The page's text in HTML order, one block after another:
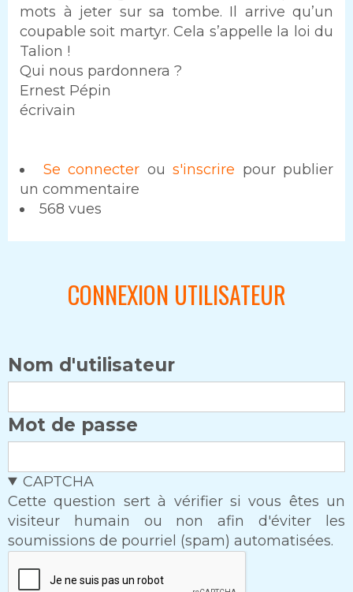
mots à jeter sur sa tombe. Il arrive qu’un
coupable soit martyr. Cela s’appelle la loi du
Talion !
Qui nous pardonnera ?
Ernest Pépin
écrivain
Se connecter ou s'inscrire pour publier
un commentaire
568 vues
CONNEXION UTILISATEUR
Nom d'utilisateur
Mot de passe
CAPTCHA
Cette question sert à vérifier si vous êtes un
visiteur humain ou non afin d'éviter les
soumissions de pourriel (spam) automatisées.